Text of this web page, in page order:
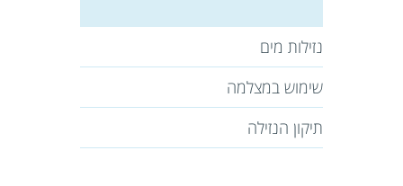
נזילות מים
שימוש במצלמה
תיקון הנזילה